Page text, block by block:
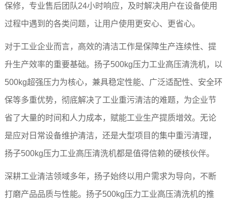
保修，专业售后团队24小时响应，及时解决用户在设备使用
过程中遇到的各类问题，让用户使用更安心、更省心。
对于工业企业而言，高效的清洁工作是保障生产连续性、提
升生产效率的重要基础。扬子500kg压力工业高压清洗机，以
500kg超强压力为核心，兼具稳定性能、广泛适配性、安全环
保等多重优势，彻底解决了工业重污清洁的难题，为企业节
省了大量的时间和人力成本，赋能工业生产提质增效。无论
是应对日常设备维护清洁，还是大型项目的集中重污清理，
扬子500kg压力工业高压清洗机都是值得信赖的硬核伙伴。
深耕工业清洁领域多年，扬子始终以用户需求为导向，不断
打磨产品品质与性能。扬子500kg压力工业高压清洗机的推